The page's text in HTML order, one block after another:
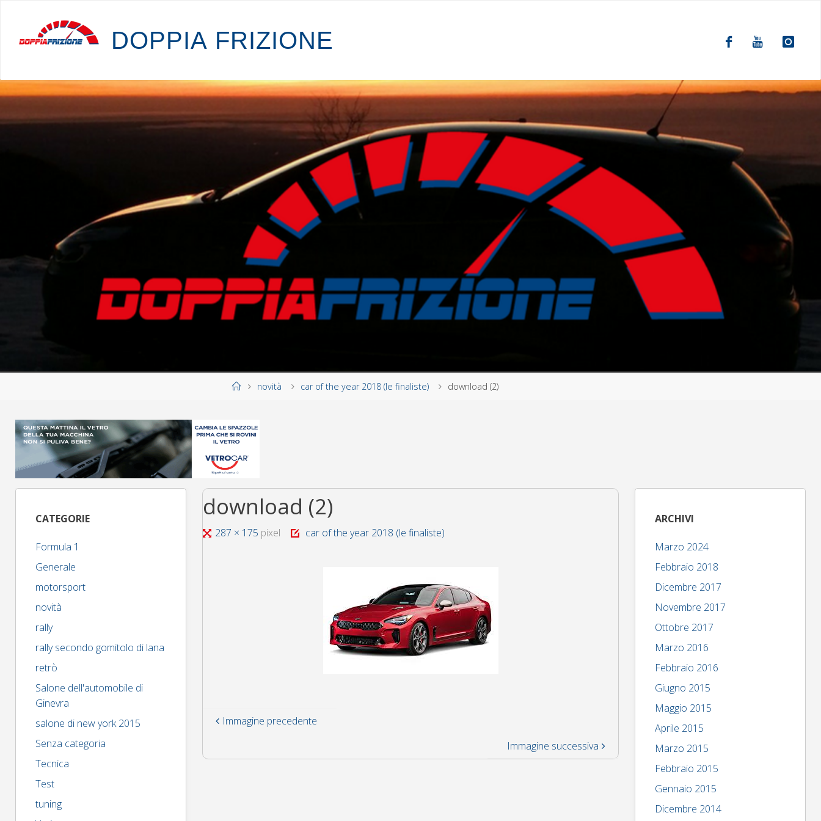
DOPPIA FRIZIONE
Homenovità car of the year 2018 (le finaliste) download (2)
download (2)
Tutta287 × 175 pixel car of the year 2018 (le finaliste)
Immagine precedente
Immagine successiva
CATEGORIE
Formula 1
Generale
motorsport
novità
rally
rally secondo gomitolo di lana
retrò
Salone dell'automobile di
Ginevra
salone di new york 2015
Senza categoria
Tecnica
Test
tuning
ARCHIVI
Marzo 2024
Febbraio 2018
Dicembre 2017
Novembre 2017
Ottobre 2017
Marzo 2016
Febbraio 2016
Giugno 2015
Maggio 2015
Aprile 2015
Marzo 2015
Febbraio 2015
Gennaio 2015
Dicembre 2014